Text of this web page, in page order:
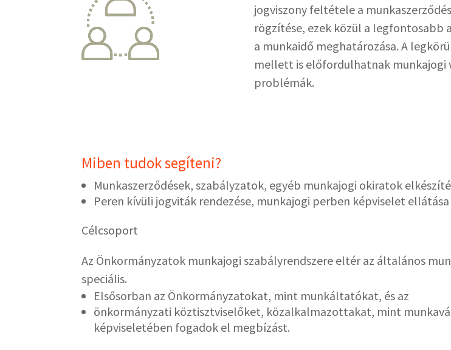
jogviszony feltétele a
rögzítése, ezek közül a legfontosabb
a munkaidő meghatározása. A
mellett is előfordulhatnak munkajogi
problémák.
Miben tudok segíteni?
Munkaszerződések, szabályzatok, egyéb munkajogi okiratok
Peren kívüli jogviták rendezése, munkajogi perben képviselet ellátása
Célcsoport
Az Önkormányzatok munkajogi szabályrendszere eltér az általános
speciális.
Elsősorban az Önkormányzatokat, mint munkáltatókat, és az
önkormányzati köztisztviselőket, közalkalmazottakat, mint
képviseletében fogadok el megbízást.